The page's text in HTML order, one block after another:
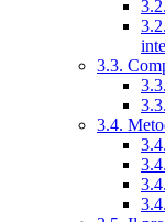
3.3.
3.4.